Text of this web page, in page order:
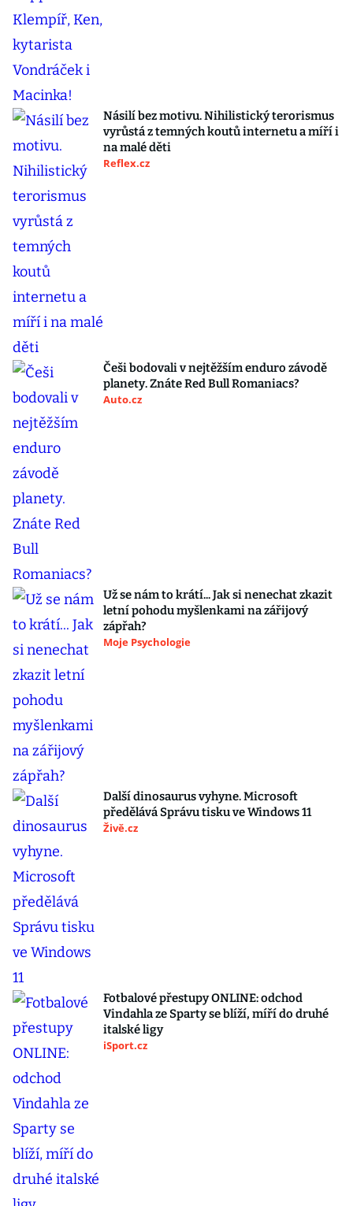
Násilí bez motivu. Nihilistický terorismus
vyrůstá z temných koutů internetu a míří i
na malé děti
Reflex.cz
Češi bodovali v nejtěžším enduro závodě
planety. Znáte Red Bull Romaniacs?
Auto.cz
Už se nám to krátí... Jak si nenechat zkazit
letní pohodu myšlenkami na zářijový
zápřah?
Moje Psychologie
Další dinosaurus vyhyne. Microsoft
předělává Správu tisku ve Windows 11
Živě.cz
Fotbalové přestupy ONLINE: odchod
Vindahla ze Sparty se blíží, míří do druhé
italské ligy
iSport.cz